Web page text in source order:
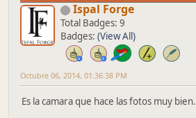
Ispal Forge
Total Badges: 9
Badges: (View All)
Octubre 06, 2014, 01:36:38 PM
Es la camara que hace las fotos muy bien.